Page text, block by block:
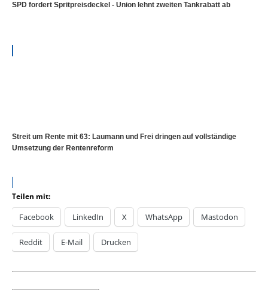
SPD fordert Spritpreisdeckel - Union lehnt zweiten Tankrabatt ab
Streit um Rente mit 63: Laumann und Frei dringen auf vollständige
Umsetzung der Rentenreform
Teilen mit:
Facebook LinkedIn X WhatsApp Mastodon
Reddit E-Mail Drucken